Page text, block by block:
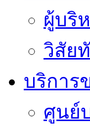
ผู้บริ
วิสัย
บริการ
ศูนย์